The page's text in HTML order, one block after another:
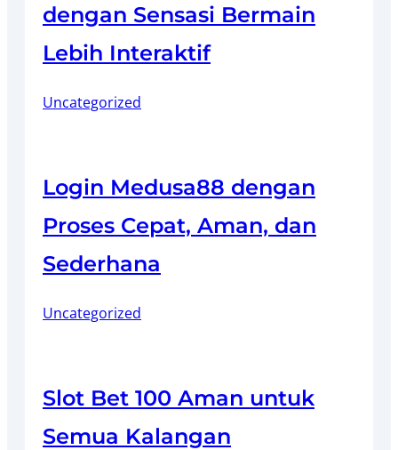
dengan Sensasi Bermain
Lebih Interaktif
Uncategorized
Login Medusa88 dengan
Proses Cepat, Aman, dan
Sederhana
Uncategorized
Slot Bet 100 Aman untuk
Semua Kalangan